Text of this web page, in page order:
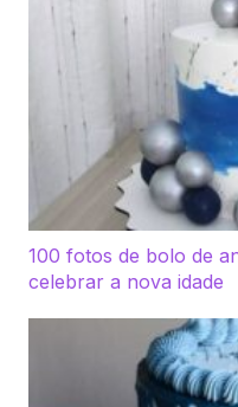
100 fotos de bolo de
celebrar a nova idade